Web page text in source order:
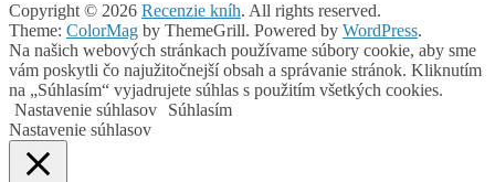
Copyright © 2026 Recenzie kníh. All rights reserved.
Theme: ColorMag by ThemeGrill. Powered by WordPress.
Na našich webových stránkach používame súbory cookie, aby sme
vám poskytli čo najužitočnejší obsah a správanie stránok. Kliknutím
na „Súhlasím“ vyjadrujete súhlas s použitím všetkých cookies.
Nastavenie súhlasov
Súhlasím
Nastavenie súhlasov